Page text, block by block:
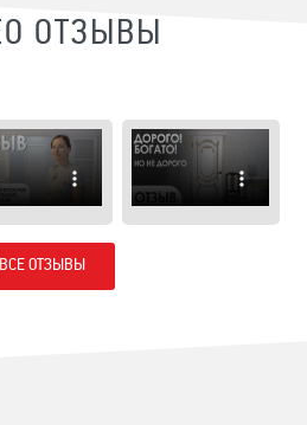
ОТЗЫВЫ
ВСЕ ОТЗЫВЫ